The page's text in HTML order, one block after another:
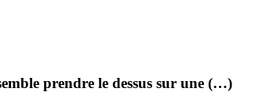
prendre le dessus sur une (…)